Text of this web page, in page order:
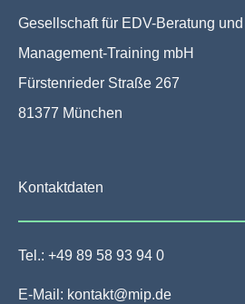
Gesellschaft für EDV-Beratung und
Management-Training mbH
Fürstenrieder Straße 267
81377 München
Kontaktdaten
Tel.: +49 89 58 93 94 0
E-Mail: kontakt@mip.de